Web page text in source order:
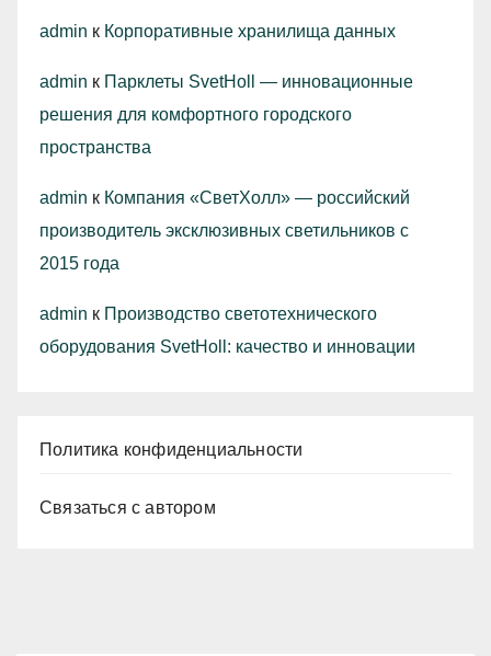
admin к Корпоративные хранилища данных
admin к Парклеты SvetHoll — инновационные
решения для комфортного городского
пространства
admin к Компания «СветХолл» — российский
производитель эксклюзивных светильников с
2015 года
admin к Производство светотехнического
оборудования SvetHoll: качество и инновации
Политика конфиденциальности
Связаться с автором